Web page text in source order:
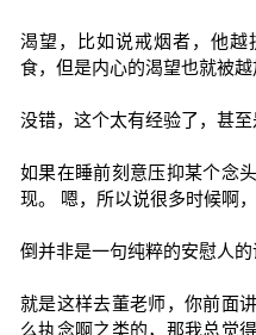
渴望，比如说戒烟者，他
食，但是内心的渴望也就被越
没错，这个太有经验了，甚至
如果在睡前刻意压抑某个念
现。 嗯，所以说很多时候啊，
倒并非是一句纯粹的安慰人的
就是这样去董老师，你前面
么执念啊之类的，那我总觉